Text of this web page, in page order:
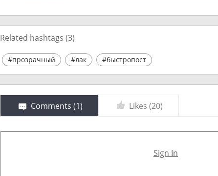
Related hashtags (3)
#прозрачный #лак #быстропост
Comments (1) Likes (20)
Sign In